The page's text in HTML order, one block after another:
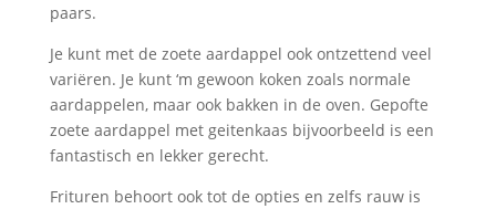
paars.
Je kunt met de zoete aardappel ook ontzettend veel
variëren. Je kunt ‘m gewoon koken zoals normale
aardappelen, maar ook bakken in de oven. Gepofte
zoete aardappel met geitenkaas bijvoorbeeld is een
fantastisch en lekker gerecht.
Frituren behoort ook tot de opties en zelfs rauw is